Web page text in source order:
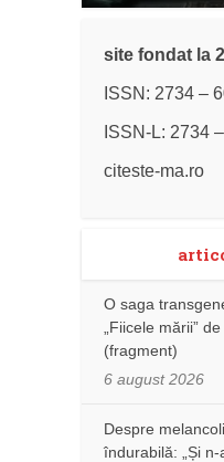
site fondat la
ISSN: 2734 –
ISSN-L: 2734
citeste-ma.ro
O saga
„Fiicele mării”
(fragment)
6 august 2026
Despre
îndurabilă: „Și